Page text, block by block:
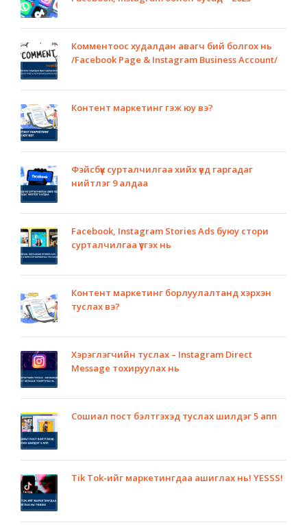
Комментоос худалдан авагч бий болгох нь
/Facebook Page & Instagram Business Account/
Контент маркетинг гэж юу вэ?
Фэйсбүүк сурталчилгаа хийх үед гаргадаг
нийтлэг 9 алдаа
Facebook, Instagram Stories Ads буюу стори
сурталчилгаа үүсгэх нь
Контент маркетинг борлуулалтанд хэрхэн
туслах вэ?
Хэрэглэгчийн туслах – Instagram Direct
Message тохируулах нь
Сошиал пост бэлтгэхэд туслах шилдэг 5 апп
Tik Tok-ийг маркетингдаа ашиглах нь! YESSS!